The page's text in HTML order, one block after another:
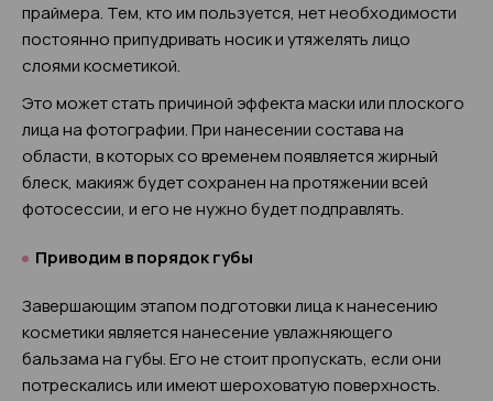
праймера. Тем, кто им пользуется, нет необходимости
постоянно припудривать носик и утяжелять лицо
слоями косметикой.
Это может стать причиной эффекта маски или плоского
лица на фотографии. При нанесении состава на
области, в которых со временем появляется жирный
блеск, макияж будет сохранен на протяжении всей
фотосессии, и его не нужно будет подправлять.
Приводим в порядок губы
Завершающим этапом подготовки лица к нанесению
косметики является нанесение увлажняющего
бальзама на губы. Его не стоит пропускать, если они
потрескались или имеют шероховатую поверхность.